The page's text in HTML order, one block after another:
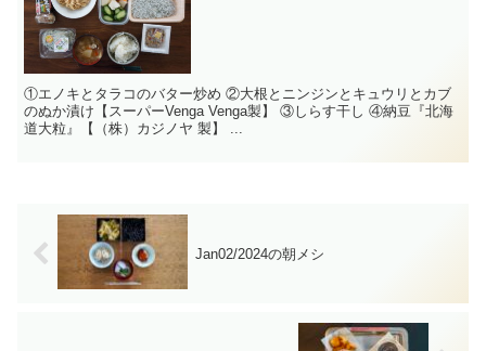
①エノキとタラコのバター炒め ②大根とニンジンとキュウリとカブ
のぬか漬け【スーパーVenga Venga製】 ③しらす干し ④納豆『北海
道大粒』【（株）カジノヤ 製】 ...
Jan02/2024の朝メシ